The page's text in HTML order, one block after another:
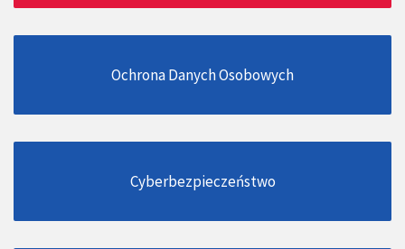
Ochrona Danych Osobowych
Cyberbezpieczeństwo